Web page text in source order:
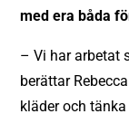
med era båda
– Vi har arbetat
berättar
kläder och